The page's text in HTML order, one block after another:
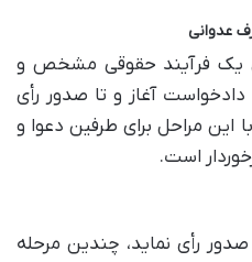
عدوانی
یک فرآیند حقوقی مشخص و
آغاز و تا صدور رأی
این مراحل برای طرفین دعوا و
است.
رأی نماید، چندین مرحله